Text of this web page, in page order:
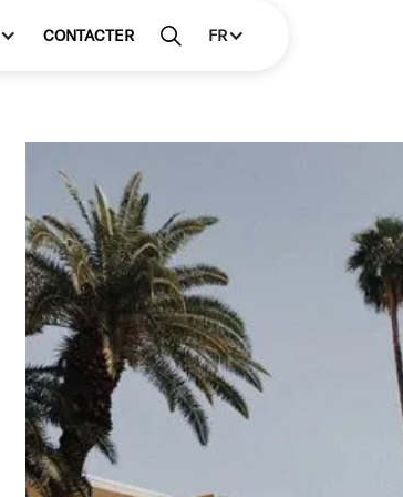
CONTACTER FR